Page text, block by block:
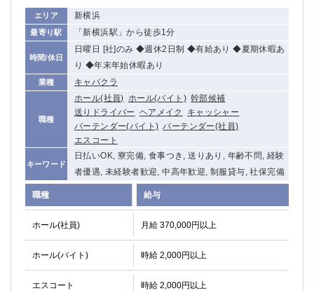
エリア 新横浜
最寄り駅 「新横浜駅」から徒歩1分
時間/休日
日曜日 [社]のみ ◆週休2日制 ◆有給あり ◆夏期休暇あ
り ◆年末年始休暇あり
業種 キャバクラ
職種
ホール(社員) ホール(バイト) 幹部候補
送りドライバー ヘアメイク
キャッシャー
バーテンダー(バイト) バーテンダー(社員)
エスコート
キーワード
日払いOK, 寮完備, 食事つき, 送りあり, 年齢不問, 経験
者優遇, 未経験者歓迎, 中高年歓迎, 制服貸与, 社保完備
職種 給与
ホール(社員) 月給 370,000円以上
ホール(バイト) 時給 2,000円以上
エスコート 時給 2,000円以上
川崎
本厚木
藤沢
武蔵小杉
橋本
小田原
関内・馬車道・日ノ出町
武蔵新城
茅ヶ崎
たまプラーザ
大船
厚木
桜木町
大宮
南越谷
志木
川越